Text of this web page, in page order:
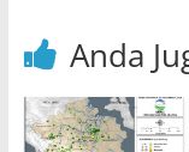
Anda